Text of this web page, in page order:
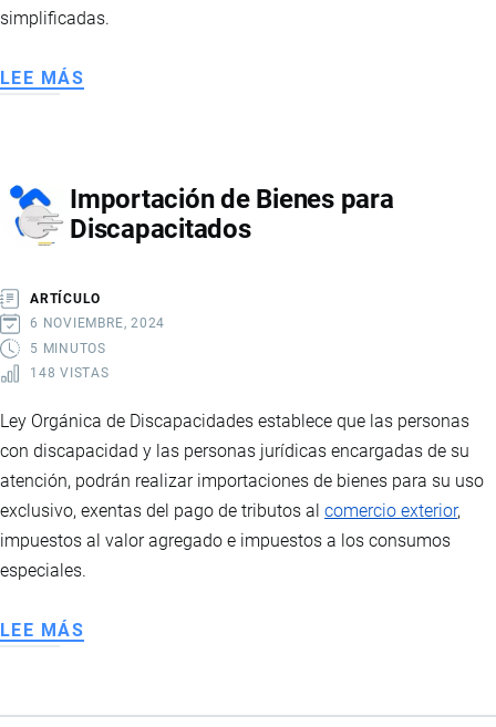
simplificadas.
LEE MÁS
Importación de Bienes para
Discapacitados
ARTÍCULO
6 NOVIEMBRE, 2024
5 MINUTOS
148 VISTAS
Ley Orgánica de Discapacidades establece que las personas
con discapacidad y las personas jurídicas encargadas de su
atención, podrán realizar importaciones de bienes para su uso
exclusivo, exentas del pago de tributos al comercio exterior,
impuestos al valor agregado e impuestos a los consumos
especiales.
LEE MÁS
BIENES